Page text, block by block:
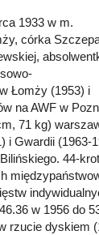
1933 w m.
córka
Łomży (1953) i
na AWF w
71 kg)
i Gwardii (1963-
44-
w 1956 do
rzucie dyskiem